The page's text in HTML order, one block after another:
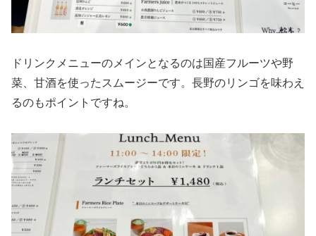
ドリンクメニューのメインとなるのは国産フルーツや野
菜、甘酒を使ったスムージーです。長野のリンゴを味わえ
るのもポイントですね。